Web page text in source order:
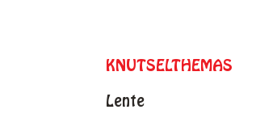
KNUTSELTHEMAS
Lente